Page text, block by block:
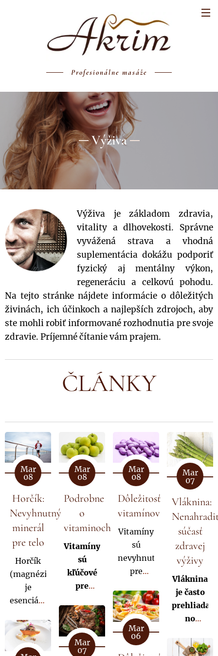
Profesionálne masáže
Výživa
Výživa je základom zdravia,
vitality a dlhovekosti. Správne
vyvážená strava a vhodná
suplementácia dokážu podporiť
fyzický aj mentálny výkon,
regeneráciu a celkovú pohodu.
Na tejto stránke nájdete informácie o dôležitých
živinách, ich účinkoch a najlepších zdrojoch, aby
ste mohli robiť informované rozhodnutia pre svoje
zdravie. Príjemné čítanie vám prajem.
ČLÁNKY
Mar
08
Horčík:
Nevyhnutný
minerál
pre telo
Horčík
(magnézium)
je
esenciálny
ktorý sa
podieľa
na viac
Mar
08
Podrobne
o
vitaminoch
Vitamíny
sú
kľúčové
pre
no
dôležitá
je ich
správna
Mar
08
Dôležitosť
vitamínov
Vitamíny
sú
nevyhnutné
pre
fungovanie
ľudského
organizmu.
Podieľajú
Mar
07
Vláknina:
súčasť
zdravej
výživy
Vláknina
je často
no
dôležitou
Mar
07
Mar
06